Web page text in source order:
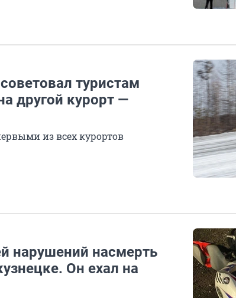
туристам
другой курорт —
из всех курортов
нарушений насмерть
Он ехал на